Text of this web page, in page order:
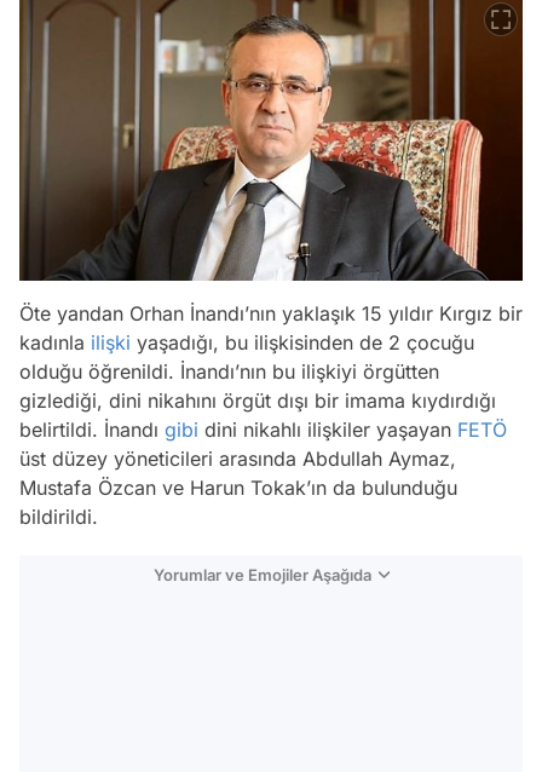
Öte yandan Orhan İnandı’nın yaklaşık 15 yıldır Kırgız bir
kadınla ilişki yaşadığı, bu ilişkisinden de 2 çocuğu
olduğu öğrenildi. İnandı’nın bu ilişkiyi örgütten
gizlediği, dini nikahını örgüt dışı bir imama kıydırdığı
belirtildi. İnandı gibi dini nikahlı ilişkiler yaşayan FETÖ
üst düzey yöneticileri arasında Abdullah Aymaz,
Mustafa Özcan ve Harun Tokak’ın da bulunduğu
bildirildi.
Yorumlar ve Emojiler Aşağıda